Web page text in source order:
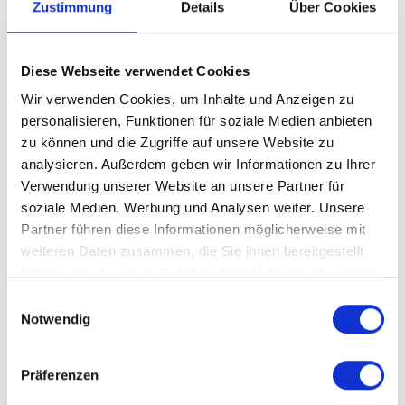
Zustimmung Details Über Cookies
Diese Webseite verwendet Cookies
Wir verwenden Cookies, um Inhalte und Anzeigen zu
personalisieren, Funktionen für soziale Medien anbieten
zu können und die Zugriffe auf unsere Website zu
analysieren. Außerdem geben wir Informationen zu Ihrer
Verwendung unserer Website an unsere Partner für
soziale Medien, Werbung und Analysen weiter. Unsere
Partner führen diese Informationen möglicherweise mit
weiteren Daten zusammen, die Sie ihnen bereitgestellt
Notwendig
Präferenzen
Dein Profil:
Deutschland abgeschlossener oder offiziell
anerkannten Berufsqualifikationzwingend
Voraussetzung
Fortbildung Lymphdrainage wünschenswert
Hohe persönliche, soziale und
kommunikative Kompetenz
Kreativität, lösungsorientiertes und
Hohe Motivation, Eigeninitiative und